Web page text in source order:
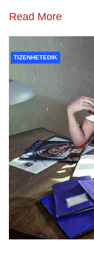
Read More
TIZENHETEDIK